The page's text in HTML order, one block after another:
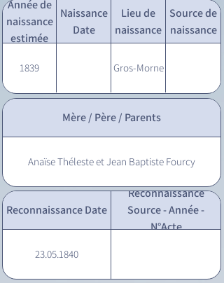
Année de
naissance
estimée
Naissance
Date
Lieu de
naissance
Source de
naissance
1839 Gros-Morne
Mère / Père / Parents
Anaïse Théleste et Jean Baptiste Fourcy
Reconnaissance Date
Reconnaissance
Source - Année -
N°Acte
23.05.1840